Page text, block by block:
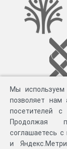
Мы
позволяет нам
посетителей
Продолжая
соглашаетесь
и